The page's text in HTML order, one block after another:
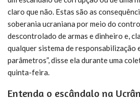
claro que não. Estas são as
soberania ucraniana por meio do
descontrolado de armas e dinheiro e,
qualquer sistema de responsabilização
parâmetros”, disse ela durante uma
quinta-feira.
Entenda o escândalo na